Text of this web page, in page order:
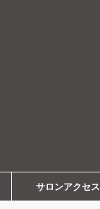
サロンアクセス